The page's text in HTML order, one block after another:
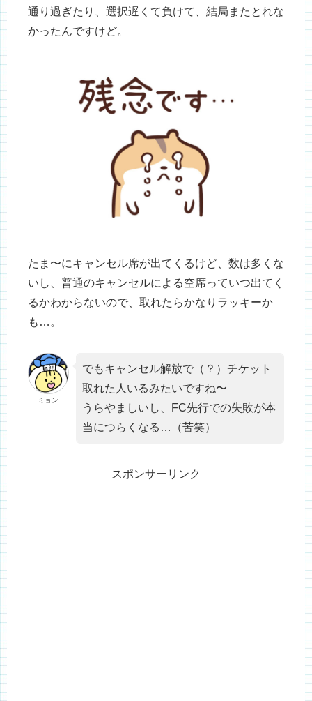
通り過ぎたり、選択遅くて負けて、結局またとれな
かったんですけど。
たま〜にキャンセル席が出てくるけど、数は多くな
いし、普通のキャンセルによる空席っていつ出てく
るかわからないので、取れたらかなりラッキーか
も…。
ミョン
でもキャンセル解放で（？）チケット
取れた人いるみたいですね〜
うらやましいし、FC先行での失敗が本
当につらくなる…（苦笑）
スポンサーリンク